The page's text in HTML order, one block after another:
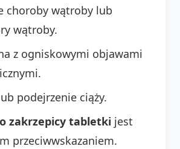
choroby wątroby lub
wątroby.
z ogniskowymi objawami
podejrzenie ciąży.
zakrzepicy tabletki jest
przeciwwskazaniem.